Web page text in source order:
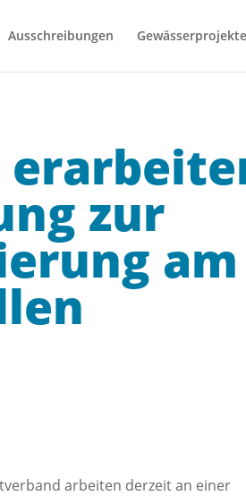
Ausschreibungen Gewässerprojekte
zur
am
arbeiten derzeit an einer